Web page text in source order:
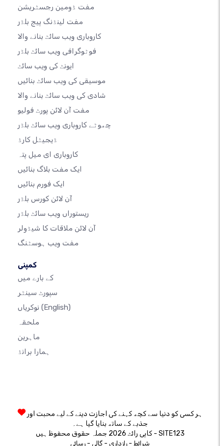
مفت ڈومین رجسٹریشن
مفت لینڈنگ پیج بلڈر
کاروباری ویب سائٹ بنانے والا
فوٹوگرافی ویب سائٹ بلڈر
ایونٹ کی ویب سائٹ
موسیقی کی ویب سائٹ بنائیں
شادی کی ویب سائٹ بنانے والا
مفت آن لائن پورٹ فولیو
چھوٹے کاروباری ویب سائٹ بلڈر
ڈیجیٹل کارڈ
کاروباری ای میل پتہ
ایک مفت بلاگ بنائیں
ایک فورم بنائیں
آن لائن کورس بلڈر
ریستوراں ویب سائٹ بلڈر
آن لائن ملاقات کا شیڈولر
مفت ویب ہوسٹنگ
کمپنی
کے بارے میں
سپورٹ سینٹر
(English)
ملحقہ
ماہرین
ہمارا برانڈ
جذبے کے ساتھ بنایا گیا ہے۔
کاپی رائٹ 2026 جملہ حقوق محفوظ ہیں - SITE123
شرائط - رازداری - گالی - رسائی